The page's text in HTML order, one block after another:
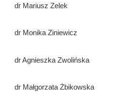
dr Mariusz Zelek
dr Monika Ziniewicz
dr Agnieszka Zwolińska
dr Małgorzata Żbikowska